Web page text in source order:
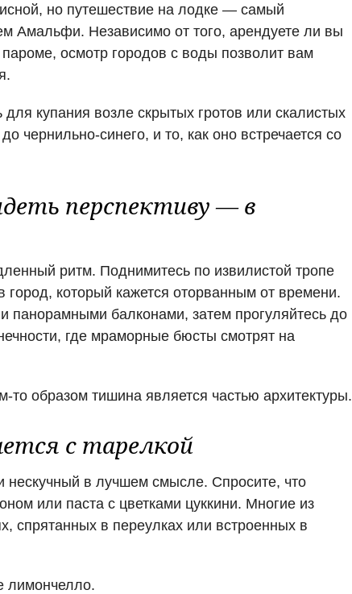
но путешествие на лодке — самый
Амальфи. Независимо от того, арендуете ли вы
осмотр городов с воды позволит вам
купания возле скрытых гротов или скалистых
чернильно-синего, и то, как оно встречается со
перспективу — в
ритм. Поднимитесь по извилистой тропе
город, который кажется оторванным от времени.
балконами, затем прогуляйтесь до
где мраморные бюсты смотрят на
образом тишина является частью архитектуры.
с тарелкой
в лучшем смысле. Спросите, что
или паста с цветками цуккини. Многие из
спрятанных в переулках или встроенных в
лимончелло.